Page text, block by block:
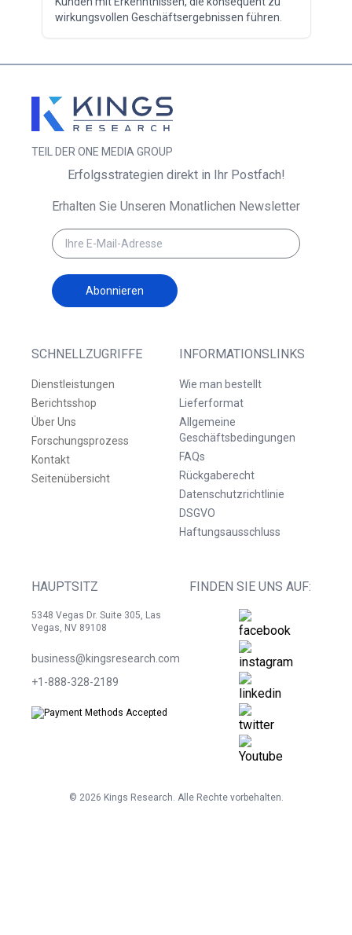
wirkungsvollen Geschäftsergebnissen führen.
TEIL DER ONE MEDIA GROUP
SCHNELLZUGRIFFE
Dienstleistungen
Berichtsshop
Über Uns
Forschungsprozess
Kontakt
Seitenübersicht
INFORMATIONSLINKS
Wie man bestellt
Lieferformat
Allgemeine
Geschäftsbedingungen
FAQs
Rückgaberecht
Datenschutzrichtlinie
DSGVO
Haftungsausschluss
HAUPTSITZ
5348 Vegas Dr. Suite 305, Las
Vegas, NV 89108
business@kingsresearch.com
+1-888-328-2189
FINDEN SIE UNS AUF:
Erfolgsstrategien direkt in Ihr Postfach!
Erhalten Sie Unseren Monatlichen Newsletter
Abonnieren
© 2026 Kings Research. Alle Rechte vorbehalten.